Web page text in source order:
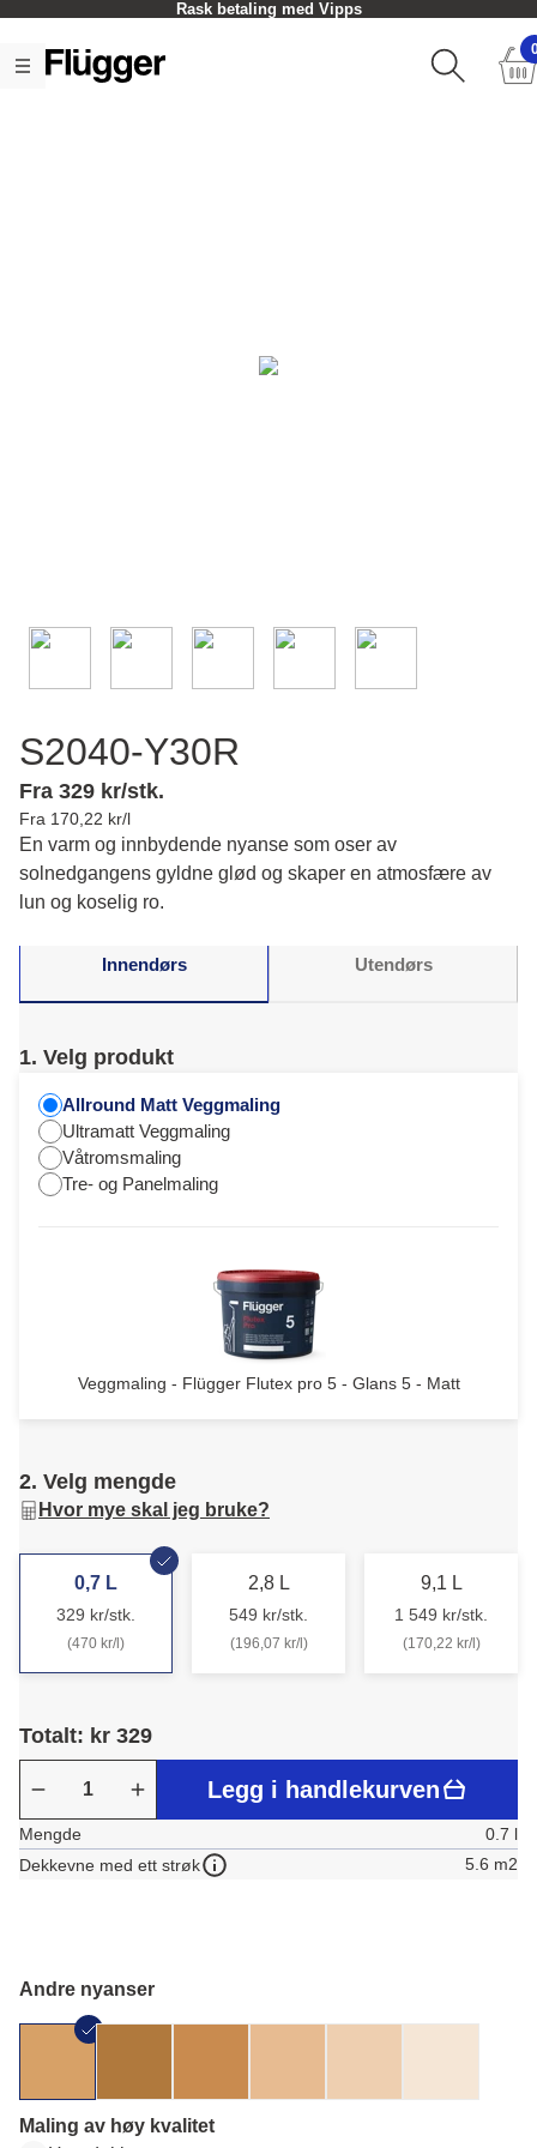
Rask betaling med Vipps
S2040-Y30R
Fra 329 kr/stk.
Fra 170,22 kr/l
En varm og innbydende nyanse som oser av
solnedgangens gyldne glød og skaper en atmosfære av
lun og koselig ro.
Innendørs Utendørs
1. Velg produkt
Allround Matt Veggmaling
Ultramatt Veggmaling
Våtromsmaling
Tre- og Panelmaling
Veggmaling - Flügger Flutex pro 5 - Glans 5 - Matt
2. Velg mengde
Hvor mye skal jeg bruke?
0,7 L
329 kr/stk.
(470 kr/l)
2,8 L
549 kr/stk.
(196,07 kr/l)
9,1 L
1 549 kr/stk.
(170,22 kr/l)
Totalt: kr 329
Legg i handlekurven
Mengde
0.7 l
Dekkevne med ett strøk
5.6 m2
Andre nyanser
Maling av høy kvalitet